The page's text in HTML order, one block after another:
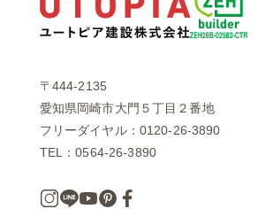
〒444-2135
愛知県岡崎市大門５丁目２番地
フリーダイヤル：0120-26-3890
TEL：0564-26-3890